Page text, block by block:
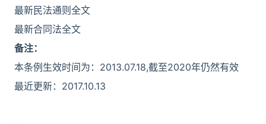
最新民法通则全文
最新合同法全文
备注：
本条例生效时间为：2013.07.18,截至2020年仍然有效
最近更新：2017.10.13